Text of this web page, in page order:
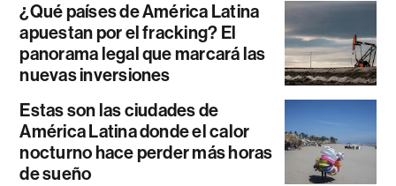
¿Qué países de América Latina
apuestan por el fracking? El
panorama legal que marcará las
nuevas inversiones
Estas son las ciudades de
América Latina donde el calor
nocturno hace perder más horas
de sueño